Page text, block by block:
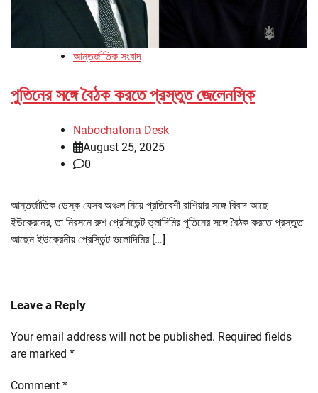
আন্তর্জাতিক সংবাদ
পুতিনের সঙ্গে বৈঠক করতে প্রস্তুত জেলেনস্কি
Nabochatona Desk
August 25, 2025
0
আন্তর্জাতিক ডেস্ক যেসব অঞ্চল নিয়ে প্রতিবেশী রাশিয়ার সঙ্গে বিবাদ আছে
ইউক্রেনের, তা নিরসনে রুশ প্রেসিডেন্ট ভ্লাদিমির পুতিনের সঙ্গে বৈঠক করতে প্রস্তুত
আছেন ইউক্রেনীয় প্রেসিডন্ট ভলোদিমির […]
Leave a Reply
Your email address will not be published. Required fields
are marked *
Comment *